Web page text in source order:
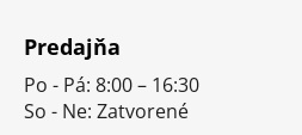
Predajňa
Po - Pá: 8:00 – 16:30
So - Ne: Zatvorené